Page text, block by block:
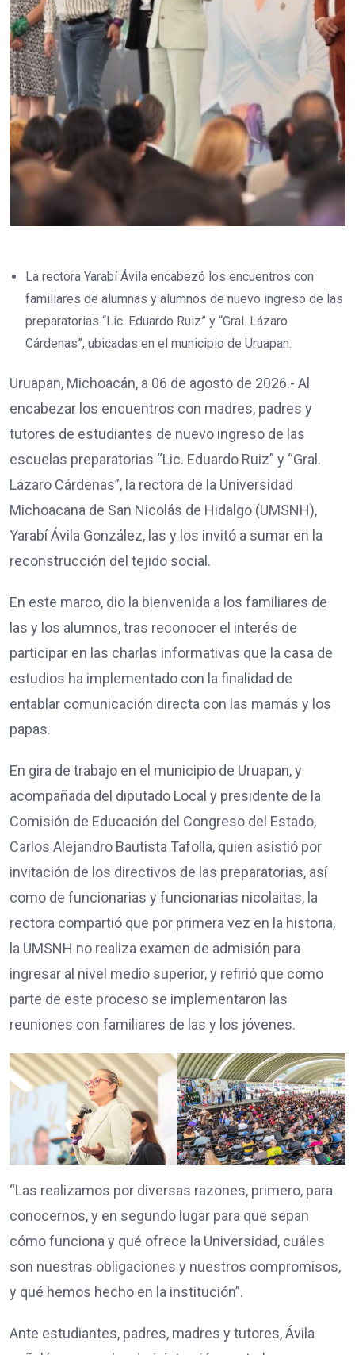
La rectora Yarabí Ávila encabezó los encuentros con
familiares de alumnas y alumnos de nuevo ingreso de las
preparatorias “Lic. Eduardo Ruiz” y “Gral. Lázaro
Cárdenas”, ubicadas en el municipio de Uruapan.
Uruapan, Michoacán, a 06 de agosto de 2026.- Al
encabezar los encuentros con madres, padres y
tutores de estudiantes de nuevo ingreso de las
escuelas preparatorias “Lic. Eduardo Ruiz” y “Gral.
Lázaro Cárdenas”, la rectora de la Universidad
Michoacana de San Nicolás de Hidalgo (UMSNH),
Yarabí Ávila González, las y los invitó a sumar en la
reconstrucción del tejido social.
En este marco, dio la bienvenida a los familiares de
las y los alumnos, tras reconocer el interés de
participar en las charlas informativas que la casa de
estudios ha implementado con la finalidad de
entablar comunicación directa con las mamás y los
papas.
En gira de trabajo en el municipio de Uruapan, y
acompañada del diputado Local y presidente de la
Comisión de Educación del Congreso del Estado,
Carlos Alejandro Bautista Tafolla, quien asistió por
invitación de los directivos de las preparatorias, así
como de funcionarias y funcionarias nicolaitas, la
rectora compartió que por primera vez en la historia,
la UMSNH no realiza examen de admisión para
ingresar al nivel medio superior, y refirió que como
parte de este proceso se implementaron las
reuniones con familiares de las y los jóvenes.
“Las realizamos por diversas razones, primero, para
conocernos, y en segundo lugar para que sepan
cómo funciona y qué ofrece la Universidad, cuáles
son nuestras obligaciones y nuestros compromisos,
y qué hemos hecho en la institución”.
Ante estudiantes, padres, madres y tutores, Ávila